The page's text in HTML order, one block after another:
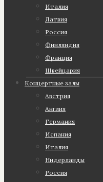
Италия
Латвия
Россия
Финляндия
Франция
Швейцария
Концертные залы
Австрия
Англия
Германия
Испания
Италия
Нидерланды
Россия